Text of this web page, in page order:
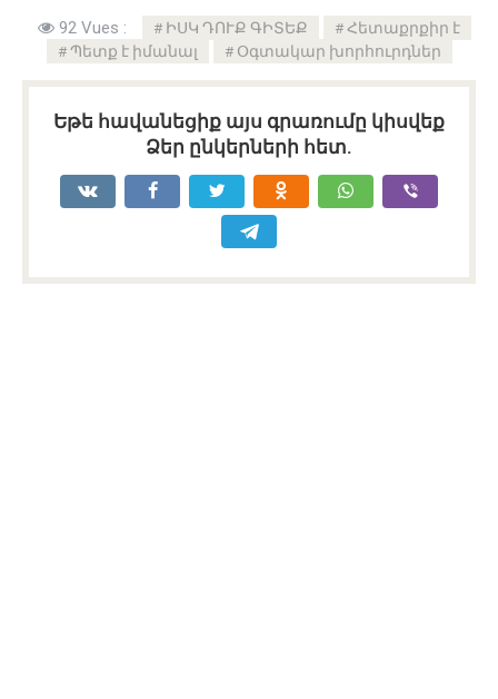
92 Vues : ԻՍԿ ԴՈՒՔ ԳԻՏԵՔ
Հետաքրքիր է
Պետք է իմանալ
Օգտակար խորհուրդներ
Եթե հավանեցիք այս գրառումը կիսվեք
Ձեր ընկերների հետ.